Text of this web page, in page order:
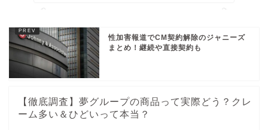
性加害報道でCM契約解除のジャニーズ
まとめ！継続や直接契約も
【徹底調査】夢グループの商品って実際どう？クレ
ーム多い＆ひどいって本当？